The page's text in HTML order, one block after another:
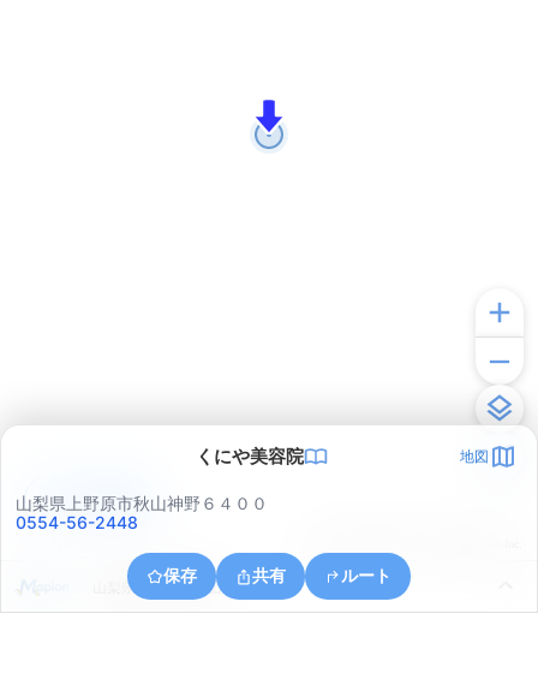
くにや美容院 地図
山梨県上野原市秋山神野６４００
0554-56-2448
保存 共有 ルート
山梨県上野原市秋山
アプリで見る